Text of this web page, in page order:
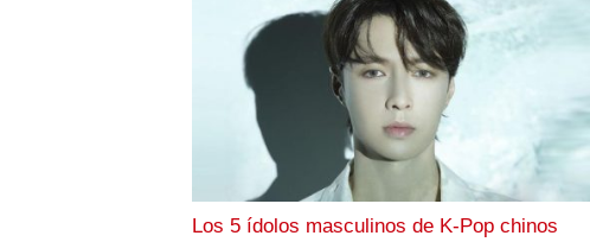
Los 5 ídolos masculinos de K-Pop chinos